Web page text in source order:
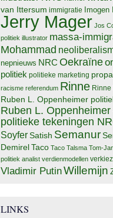
van Ittersum immigratie Imogen
Jerry Mager Jos
politiek illustrator massa-
Mohammad
nepnieuws NRC Oekraïne
politiek politieke marketing
racisme referendum Rinne Rinne
Ruben L. Oppenheimer
Ruben L. Oppenheimer
politieke tekeningen
Soyfer Satish Semanur
DemirelTaco Taco Talsma Tom-
politiek analist verdienmodellen
Vladimir PutinWillemijn
LINKS